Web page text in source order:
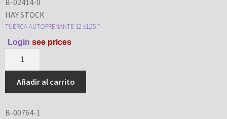
B-02414-0
HAY STOCK
TUERCA AUTOFRENANTE 12 x1,25 *
Login see prices
Añadir al carrito
B-00764-1